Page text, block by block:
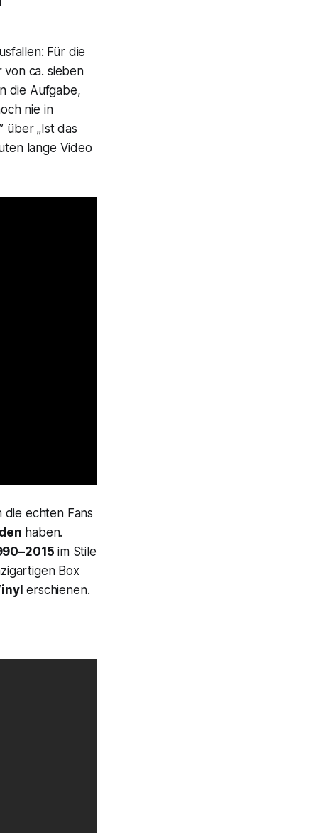
Für die
ca. sieben
die Aufgabe,
nie in
über „Ist das
lange Video
echten Fans
haben.
im Stile
Box
erschienen.